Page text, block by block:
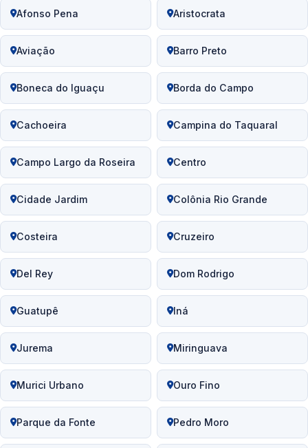
Afonso Pena Aristocrata
Aviação Barro Preto
Boneca do Iguaçu Borda do Campo
Cachoeira Campina do Taquaral
Campo Largo da Roseira Centro
Cidade Jardim Colônia Rio Grande
Costeira Cruzeiro
Del Rey Dom Rodrigo
Guatupê Iná
Jurema Miringuava
Murici Urbano Ouro Fino
Parque da Fonte Pedro Moro